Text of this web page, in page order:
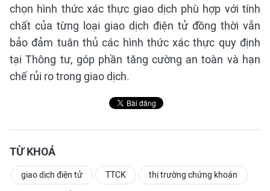
chọn hình thức xác thực giao dịch phù hợp với tính
chất của từng loại giao dịch điện tử đồng thời vẫn
bảo đảm tuân thủ các hình thức xác thực quy định
tại Thông tư, góp phần tăng cường an toàn và hạn
chế rủi ro trong giao dịch.
TỪ KHOÁ
giao dịch điện tử TTCK thị trường chứng khoán